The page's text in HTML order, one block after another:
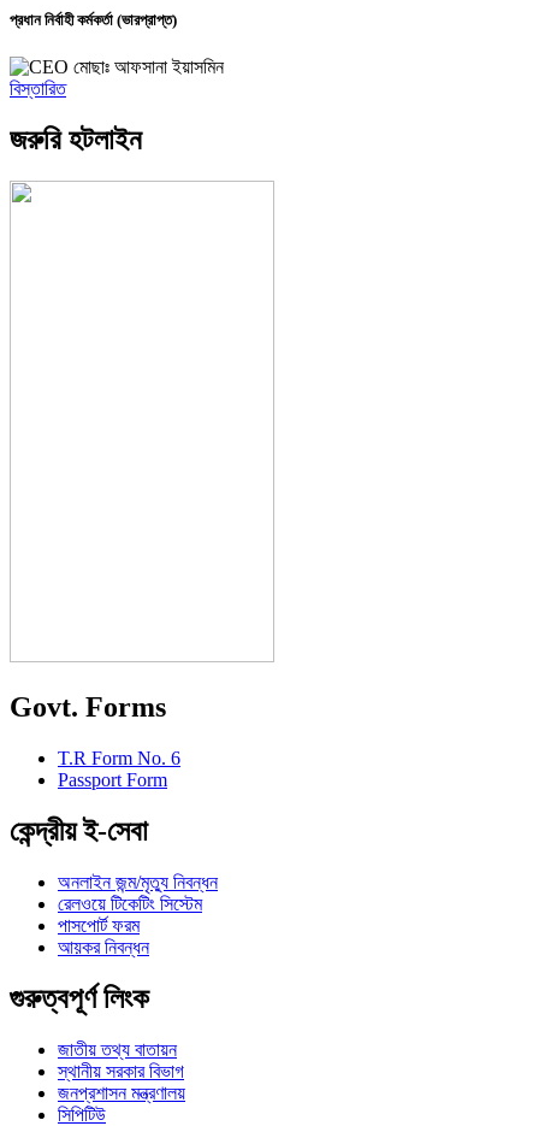
প্রধান নির্বাহী কর্মকর্তা (ভারপ্রাপ্ত)
মোছাঃ আফসানা ইয়াসমিন
বিস্তারিত
জরুরি হটলাইন
Govt. Forms
T.R Form No. 6
Passport Form
কেন্দ্রীয় ই-সেবা
অনলাইন জন্ম/মৃত্যু নিবন্ধন
রেলওয়ে টিকেটিং সিস্টেম
পাসপোর্ট ফরম
আয়কর নিবন্ধন
গুরুত্বপূর্ণ লিংক
জাতীয় তথ্য বাতায়ন
স্থানীয় সরকার বিভাগ
জনপ্রশাসন মন্ত্রণালয়
সিপিটিউ